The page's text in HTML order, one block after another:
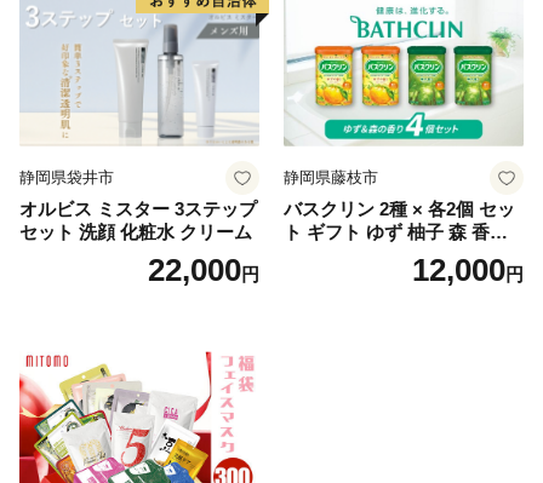
静岡県袋井市
オルビス ミスター 3ステップ
セット 洗顔 化粧水 クリーム
22,000円
静岡県藤枝市
バスクリン 2種 × 各2個 セッ
ト ギフト ゆず 柚子 森 香り
日用品 お風呂 バス用品 温活
アロマ 香り まとめ買い静岡
12,000円